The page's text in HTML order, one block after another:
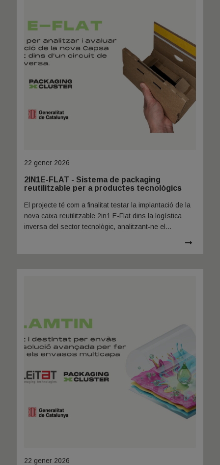
2IN1E-FLAT - Sistema de packaging
reutilitzable per a productes tecnològics​
22 gener 2026
El projecte té com a finalitat testar la implantació de la
nova caixa reutilitzable 2in1E-Flat dins la logística
inversa del sector tecnològic, analitzant-ne el
22 gener 2026